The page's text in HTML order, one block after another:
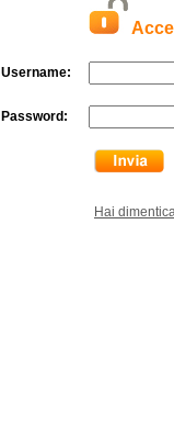
Username:
Password:
Hai